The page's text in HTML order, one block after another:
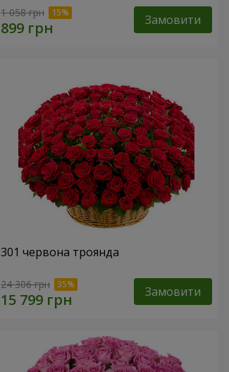
1 058 грн Замовити
301 червона троянда
24 306 грн Замовити